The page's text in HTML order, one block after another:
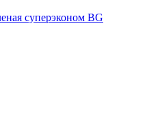
суперэконом BG